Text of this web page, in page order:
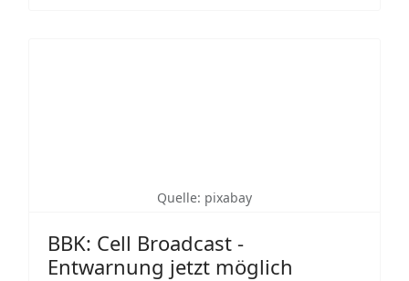
Quelle: pixabay
BBK: Cell Broadcast -
Entwarnung jetzt möglich